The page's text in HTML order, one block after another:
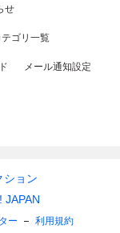
せ
テゴリ一覧
メール通知設定
ション
JAPAN
ー 利用規約